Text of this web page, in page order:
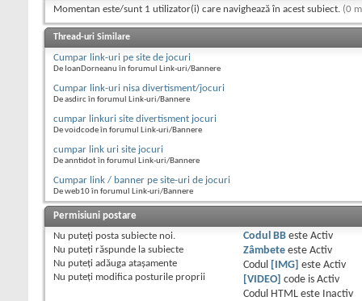
Momentan este/sunt 1 utilizator(i) care navighează în acest subiect. (0
Thread-uri Similare
Cumpar link-uri pe site de jocuri
De IoanDorneanu în forumul Link-uri/Bannere
Cumpar link-uri nisa divertisment/jocuri
De asdirc în forumul Link-uri/Bannere
cumpar linkuri site divertisment jocuri
De voidcode în forumul Link-uri/Bannere
cumpar link uri site jocuri
De anntidot în forumul Link-uri/Bannere
Cumpar link / banner pe site-uri de jocuri
De web10 în forumul Link-uri/Bannere
Permisiuni postare
Nu puteţi posta subiecte noi.
Nu puteţi răspunde la subiecte
Nu puteţi adăuga ataşamente
Nu puteţi modifica posturile proprii
Codul BBeste Activ
Zâmbeteeste Activ
Codul
[IMG] este Activ
[VIDEO] code is Activ
Codul HTML este
Inactiv